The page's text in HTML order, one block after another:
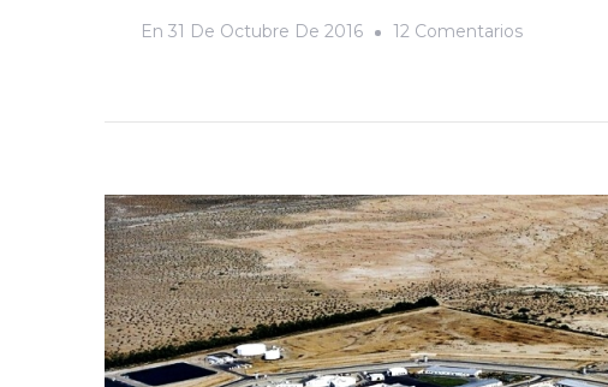
En 31 De Octubre De 2016 12 ComentariosEn
Jeremías?